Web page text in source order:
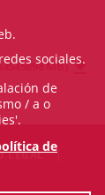
MB)
LEGAL
sociales.
de
/ a o
de